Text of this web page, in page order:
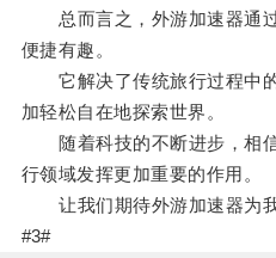
总而言之，外游加速器通过
便捷有趣。
它解决了传统旅行过程中的
加轻松自在地探索世界。
随着科技的不断进步，相信
行领域发挥更加重要的作用。
让我们期待外游加速器为我
#3#